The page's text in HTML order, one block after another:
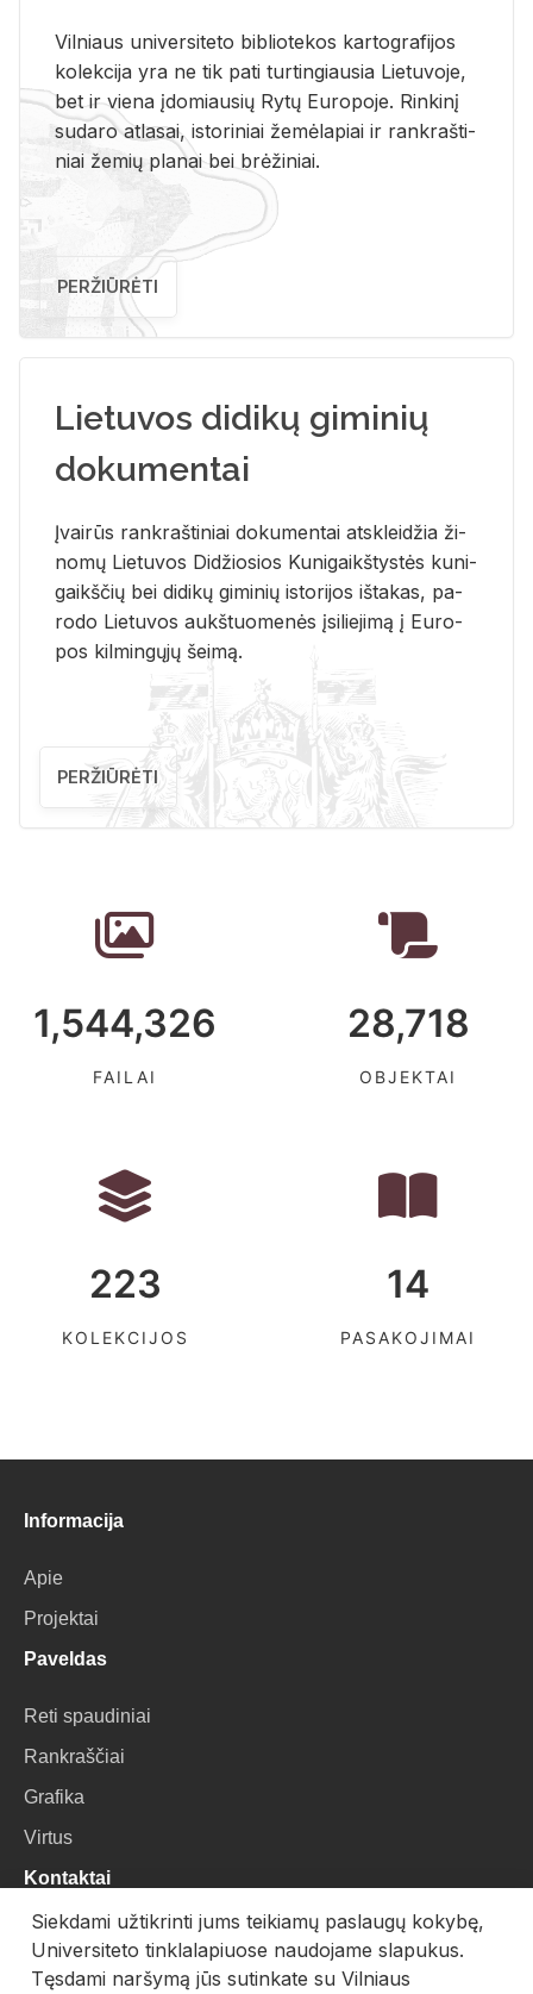
Vil­niaus uni­ver­si­te­to bi­b­lio­te­kos kar­to­gra­fi­jos
ko­lek­ci­ja yra ne tik pati tur­tin­giau­sia Lie­tu­vo­je,
bet ir vie­na įdo­miau­sių Rytų Eu­ro­po­je. Rin­ki­nį
su­da­ro at­la­sai, is­to­ri­niai že­mė­la­piai ir rank­raš­ti­
niai že­mių pla­nai bei brė­ži­niai.
PERŽIŪRĖTI
Lietuvos didikų giminių
dokumentai
Įvai­rūs rank­raš­ti­niai do­ku­men­tai at­sklei­džia ži­
no­mų Lie­tu­vos Di­džio­sios Ku­ni­gaikš­tys­tės ku­ni­
gaikš­čių bei di­di­kų gi­mi­nių is­to­ri­jos iš­ta­kas, pa­
ro­do Lie­tu­vos aukš­tuo­me­nės įsi­lie­ji­mą į Eu­ro­
pos kil­min­gų­jų šei­mą.
PERŽIŪRĖTI
1,544,326
FAILAI
28,718
OBJEKTAI
223
KOLEKCIJOS
14
PASAKOJIMAI
Informacija
Apie
Projektai
Paveldas
Reti spaudiniai
Rankraščiai
Grafika
Virtus
Kontaktai
VU Biblioteka
Universiteto g. 3, LT-01122, Vilnius
Siekdami užtikrinti jums teikiamų paslaugų kokybę,
Universiteto tinklalapiuose naudojame slapukus.
Tęsdami naršymą jūs sutinkate su Vilniaus